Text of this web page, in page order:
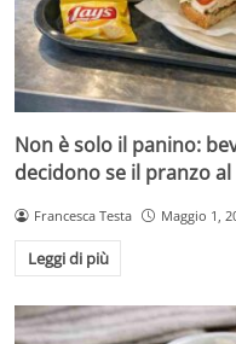
Non è solo il panino:
decidono se il pranzo
Francesca Testa Maggio 1,
Leggi di più